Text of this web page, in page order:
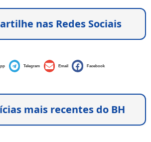
nas Redes Sociais
Telegram Email Facebook
mais recentes do BH